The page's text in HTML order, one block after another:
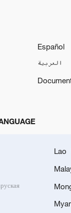
Español
العربية
Lao